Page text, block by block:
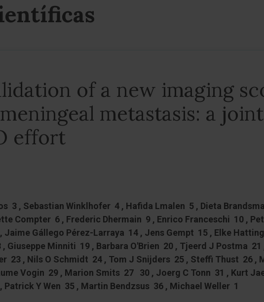
of a new imaging
metastasis: a
effort
3 , Sebastian Winklhofer 4 , Hafida Lmalen 5 , Dieta
Compter 6 , Frederic Dhermain 9 , Enrico Franceschi 10 ,
Gállego Pérez-Larraya 14 , Jens Gempt 15 , Elke
Giuseppe Minniti 19 , Barbara O'Brien 20 , Tjeerd J Postma
23 , Nils O Schmidt 24 , Tom J Snijders 25 , Steffi Thust 26 ,
Vogin 29 , Marion Smits 27 30 , Joerg C Tonn 31 , Kurt
Y Wen 35 , Martin Bendzsus 36 , Michael Weller 1